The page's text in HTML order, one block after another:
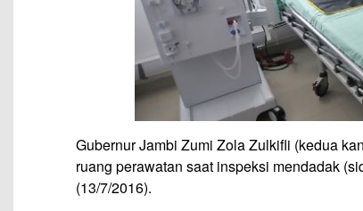
Gubernur Jambi Zumi Zola Zulkifli (kedua
ruang perawatan saat inspeksi mendadak
(13/7/2016).